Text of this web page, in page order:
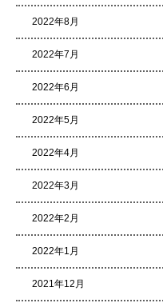
2022年8月
2022年7月
2022年6月
2022年5月
2022年4月
2022年3月
2022年2月
2022年1月
2021年12月